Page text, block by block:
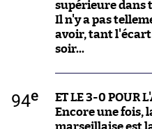
supérieure dans
Il n'y a pas
avoir, tant l'écart
soir...
94e
ET LE 3-0 POUR
Encore une fois,
marseillaise est